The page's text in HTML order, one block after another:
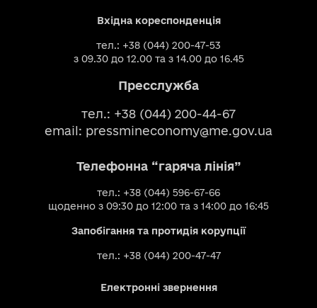
Вхідна кореспонденція
тел.: +38 (044) 200-47-53
з 09.30 до 12.00 та з 14.00 до 16.45
Пресслужба
тел.: +38 (044) 200-44-67
email: pressmineconomy@me.gov.ua
Телефонна “гаряча лінія”
тел.: +38 (044) 596-67-66
щоденно з 09:30 до 12:00 та з 14:00 до 16:45
Запобігання та протидія корупції
тел.: +38 (044) 200-47-47
Електронні звернення